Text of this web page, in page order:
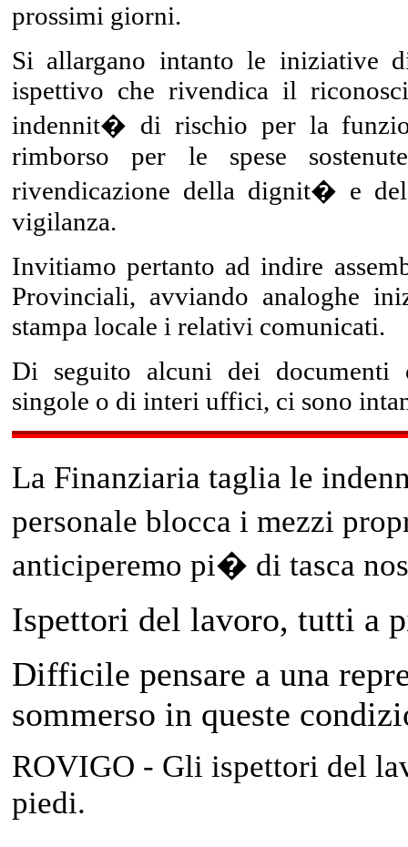
prossimi giorni.
Si allargano intanto le iniziative
ispettivo che rivendica il
indennit� di rischio per la
rimborso per le spese
rivendicazione della dignit� e
vigilanza.
Invitiamo pertanto ad indire
Provinciali, avviando analoghe
stampa locale i relativi comunicati.
Di seguito alcuni dei documenti
singole o di interi uffici, ci sono
La Finanziaria taglia le
personale blocca i mezzi
anticiperemo pi� di tasca
Ispettori del lavoro, tutti a
Difficile pensare a una
sommerso in queste
ROVIGO - Gli ispettori del
piedi.